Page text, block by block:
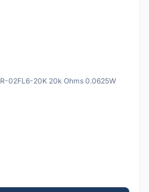
02FL6-20K 20k Ohms 0.0625W